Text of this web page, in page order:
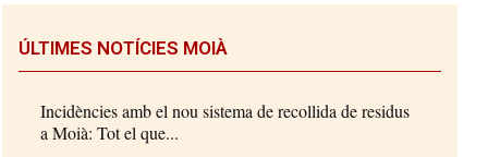
ÚLTIMES NOTÍCIES MOIÀ
Incidències amb el nou sistema de recollida de residus
a Moià: Tot el que...